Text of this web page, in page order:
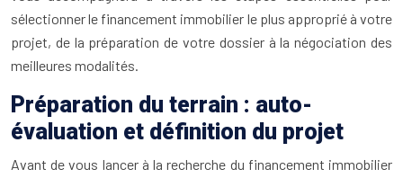
sélectionner le financement immobilier le plus approprié à votre
projet, de la préparation de votre dossier à la négociation des
meilleures modalités.
Préparation du terrain : auto-
évaluation et définition du projet
Avant de vous lancer à la recherche du financement immobilier